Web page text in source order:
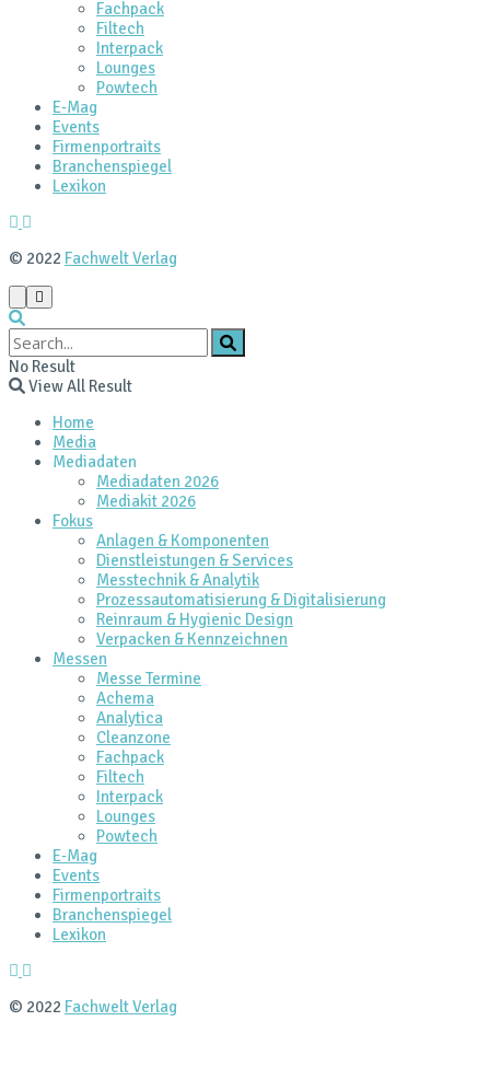
Fachpack
Filtech
Interpack
Lounges
Powtech
E‑Mag
Events
Firmenportraits
Branchenspiegel
Lexikon
© 2022 Fachwelt Verlag
No Result
View All Result
Home
Media
Mediadaten
Mediadaten 2026
Mediakit 2026
Fokus
Anlagen & Komponenten
Dienstleistungen & Services
Messtechnik & Analytik
Prozessautomatisierung & Digitalisierung
Reinraum & Hygienic Design
Verpacken & Kennzeichnen
Messen
Messe Termine
Achema
Analytica
Cleanzone
Fachpack
Filtech
Interpack
Lounges
Powtech
E‑Mag
Events
Firmenportraits
Branchenspiegel
Lexikon
© 2022 Fachwelt Verlag